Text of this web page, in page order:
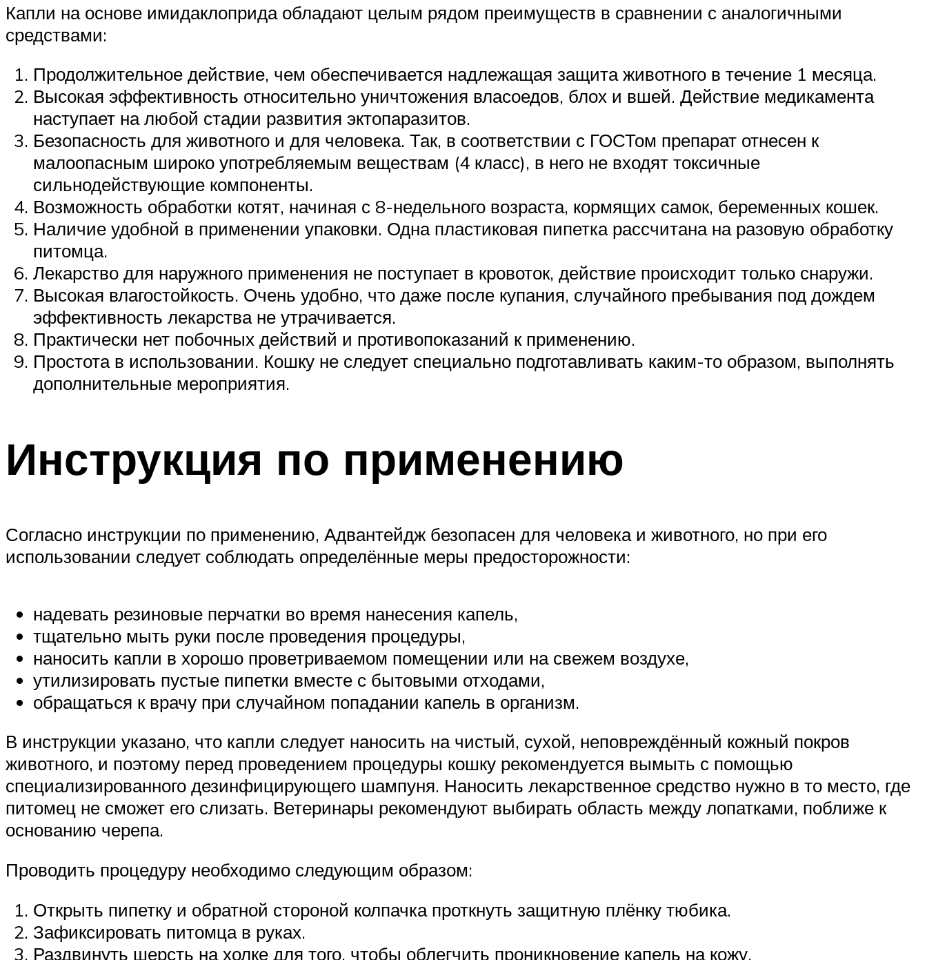
Капли на основе имидаклоприда обладают целым рядом преимуществ в сравнении с аналогичными
средствами:
Продолжительное действие, чем обеспечивается надлежащая защита животного в течение 1 месяца.
Высокая эффективность относительно уничтожения власоедов, блох и вшей. Действие медикамента
наступает на любой стадии развития эктопаразитов.
Безопасность для животного и для человека. Так, в соответствии с ГОСТом препарат отнесен к
малоопасным широко употребляемым веществам (4 класс), в него не входят токсичные
сильнодействующие компоненты.
Возможность обработки котят, начиная с 8-недельного возраста, кормящих самок, беременных кошек.
Наличие удобной в применении упаковки. Одна пластиковая пипетка рассчитана на разовую обработку
питомца.
Лекарство для наружного применения не поступает в кровоток, действие происходит только снаружи.
Высокая влагостойкость. Очень удобно, что даже после купания, случайного пребывания под дождем
эффективность лекарства не утрачивается.
Практически нет побочных действий и противопоказаний к применению.
Простота в использовании. Кошку не следует специально подготавливать каким-то образом, выполнять
дополнительные мероприятия.
Инструкция по применению
Согласно инструкции по применению, Адвантейдж безопасен для человека и животного, но при его
использовании следует соблюдать определённые меры предосторожности:
надевать резиновые перчатки во время нанесения капель,
тщательно мыть руки после проведения процедуры,
наносить капли в хорошо проветриваемом помещении или на свежем воздухе,
утилизировать пустые пипетки вместе с бытовыми отходами,
обращаться к врачу при случайном попадании капель в организм.
В инструкции указано, что капли следует наносить на чистый, сухой, неповреждённый кожный покров
животного, и поэтому перед проведением процедуры кошку рекомендуется вымыть с помощью
специализированного дезинфицирующего шампуня. Наносить лекарственное средство нужно в то место, где
питомец не сможет его слизать. Ветеринары рекомендуют выбирать область между лопатками, поближе к
основанию черепа.
Проводить процедуру необходимо следующим образом:
Открыть пипетку и обратной стороной колпачка проткнуть защитную плёнку тюбика.
Зафиксировать питомца в руках.
Раздвинуть шерсть на холке для того, чтобы облегчить проникновение капель на кожу.